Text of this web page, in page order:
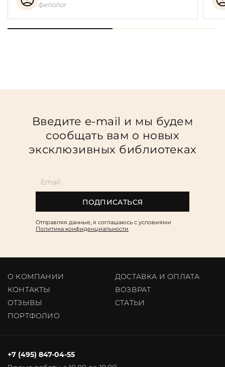
филолог
Введите e-mail и мы будем
сообщать вам о новых
эксклюзивных библиотеках
ПОДПИСАТЬСЯ
Отправляя данные, я соглашаюсь c условиями
Политика конфиденциальности
О КОМПАНИИ
ДОСТАВКА И ОПЛАТА
КОНТАКТЫ
ВОЗВРАТ
ОТЗЫВЫ
CТАТЬИ
ПОРТФОЛИО
+7 (495) 847-04-55